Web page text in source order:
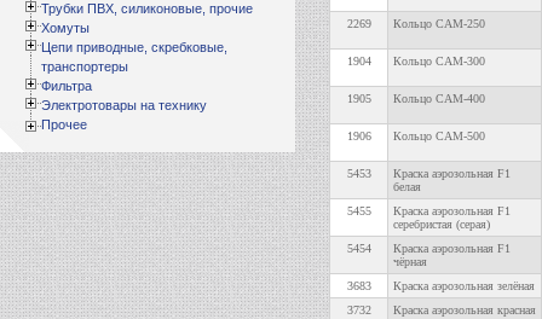
Трубки ПВХ, силиконовые, прочие
Хомуты
Цепи приводные, скребковые,
транспортеры
Фильтра
Электротовары на технику
Прочее
2269 Кольцо САМ-250
1904 Кольцо САМ-300
1905 Кольцо САМ-400
1906 Кольцо САМ-500
5453
Краска аэрозольная F1
белая
5455
Краска аэрозольная F1
серебристая (серая)
5454
Краска аэрозольная F1
чёрная
3683
Краска аэрозольная зелёная
3732
Краска аэрозольная красная